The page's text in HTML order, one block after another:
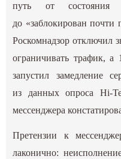
путь от
до «заблокирован почти
Роскомнадзор отключил
ограничивать трафик, а
запустил замедление
из данных опроса Hi-
мессенджера
Претензии к
лаконично: